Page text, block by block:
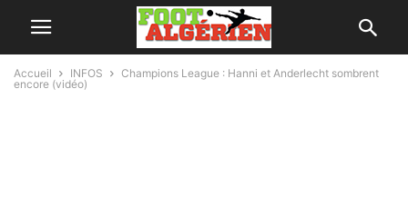
Accueil INFOS
Champions League : Hanni et Anderlecht sombrent
encore (vidéo)